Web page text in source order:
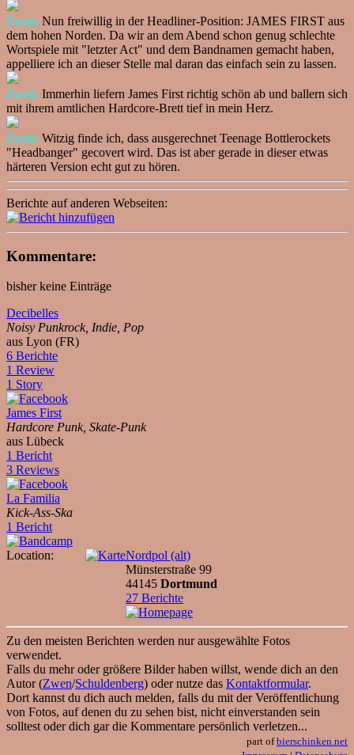
Zwen: Nun freiwillig in der Headliner-Position: JAMES FIRST aus
dem hohen Norden. Da wir an dem Abend schon genug schlechte
Wortspiele mit "letzter Act" und dem Bandnamen gemacht haben,
appelliere ich an dieser Stelle mal daran das einfach sein zu lassen.
Zwen: Immerhin liefern James First richtig schön ab und ballern sich
mit ihrem amtlichen Hardcore-Brett tief in mein Herz.
Zwen: Witzig finde ich, dass ausgerechnet Teenage Bottlerockets
"Headbanger" gecovert wird. Das ist aber gerade in dieser etwas
härteren Version echt gut zu hören.
Berichte auf anderen Webseiten:
Kommentare:
bisher keine Einträge
Decibelles
Noisy Punkrock, Indie, Pop
aus Lyon (FR)
6 Berichte
1 Review
1 Story
James First
Hardcore Punk, Skate-Punk
aus Lübeck
1 Bericht
3 Reviews
La Familia
Kick-Ass-Ska
1 Bericht
Location:
Nordpol (alt)
Münsterstraße 99
44145 Dortmund
27 Berichte
Zu den meisten Berichten werden nur ausgewählte Fotos
verwendet.
Falls du mehr oder größere Bilder haben willst, wende dich an den
Autor (Zwen/Schuldenberg) oder nutze das Kontaktformular.
Dort kannst du dich auch melden, falls du mit der Veröffentlichung
von Fotos, auf denen du zu sehen bist, nicht einverstanden sein
solltest oder dich gar die Kommentare persönlich verletzen...
part ofbierschinken.net